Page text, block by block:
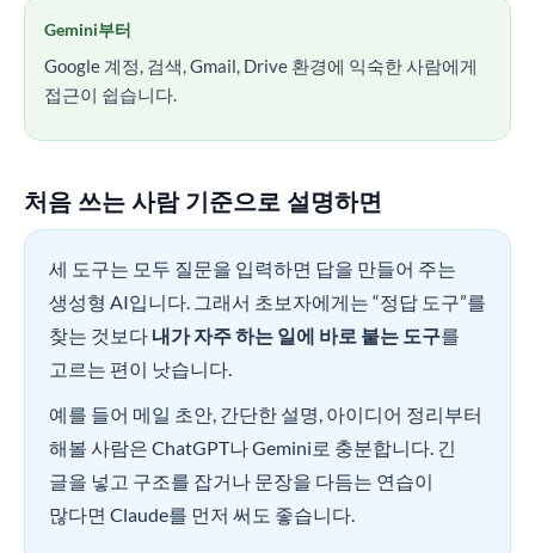
Gemini부터
Google 계정, 검색, Gmail, Drive 환경에 익숙한 사람에게
접근이 쉽습니다.
처음 쓰는 사람 기준으로 설명하면
세 도구는 모두 질문을 입력하면 답을 만들어 주는
생성형 AI입니다. 그래서 초보자에게는 “정답 도구”를
찾는 것보다 내가 자주 하는 일에 바로 붙는 도구를
고르는 편이 낫습니다.
예를 들어 메일 초안, 간단한 설명, 아이디어 정리부터
해볼 사람은 ChatGPT나 Gemini로 충분합니다. 긴
글을 넣고 구조를 잡거나 문장을 다듬는 연습이
많다면 Claude를 먼저 써도 좋습니다.